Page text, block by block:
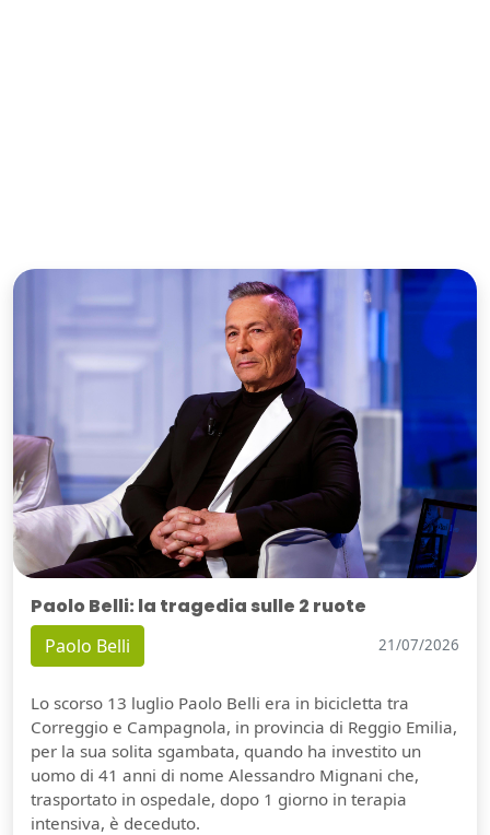
Paolo Belli: la tragedia sulle 2 ruote
Paolo Belli 21/07/2026
Lo scorso 13 luglio Paolo Belli era in bicicletta tra
Correggio e Campagnola, in provincia di Reggio Emilia,
per la sua solita sgambata, quando ha investito un
uomo di 41 anni di nome Alessandro Mignani che,
trasportato in ospedale, dopo 1 giorno in terapia
intensiva, è deceduto.